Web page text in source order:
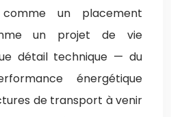
un placement
un projet de vie
détail technique — du
énergétique
de transport à venir